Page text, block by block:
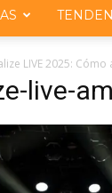
LIVE 2025:
live-